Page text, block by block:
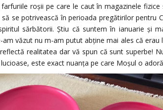
roșii pe care le caut în magazinele
se potrivească în perioada pregătirilor pentru
sărbătorii. Știu că suntem în ianuarie și
văzut nu m-am putut abține mai ales că erau
realitatea dar vă spun că sunt superbe!
este exact nuanța pe care Moșul o adoră